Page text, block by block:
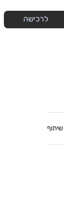
לרכישה